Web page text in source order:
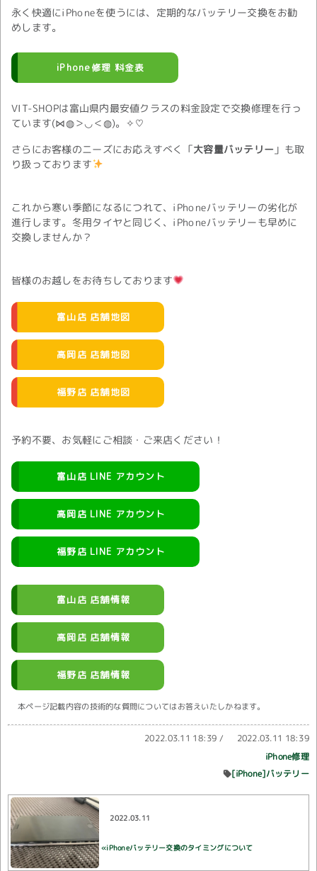
永く快適にiPhoneを使うには、定期的なバッテリー交換をお勧
めします。
iPhone修理 料金表
VIT-SHOPは富山県内最安値クラスの料金設定で交換修理を行っ
ています(⋈◍＞◡＜◍)。✧♡
さらにお客様のニーズにお応えすべく「大容量バッテリー 」も取
り扱っております
これから寒い季節になるにつれて、iPhoneバッテリーの劣化が
進行します。冬用タイヤと同じく、iPhoneバッテリーも早めに
交換しませんか？
皆様のお越しをお待ちしております
富山店 店舗地図
高岡店 店舗地図
福野店 店舗地図
予約不要、お気軽にご相談・ご来店ください！
富山店 LINE アカウント
高岡店 LINE アカウント
福野店 LINE アカウント
富山店 店舗情報
高岡店 店舗情報
福野店 店舗情報
本ページ記載内容の技術的な質問についてはお答えいたしかねます。
2022.03.11 18:39 / 2022.03.11 18:39
iPhone修理
[iPhone]バッテリー
2022.03.11
«iPhoneバッテリー交換のタイミングについて